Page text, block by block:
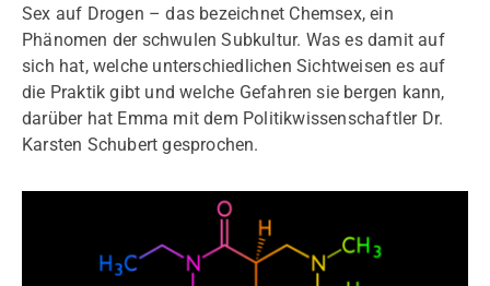
Sex auf Drogen – das bezeichnet Chemsex, ein
Phänomen der schwulen Subkultur. Was es damit auf
sich hat, welche unterschiedlichen Sichtweisen es auf
die Praktik gibt und welche Gefahren sie bergen kann,
darüber hat Emma mit dem Politikwissenschaftler Dr.
Karsten Schubert gesprochen.